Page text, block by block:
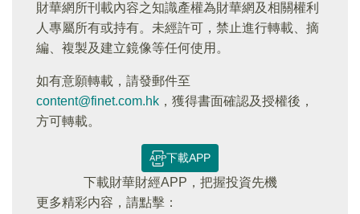
財華網所刊載內容之知識產權為財華網及相關權利
人專屬所有或持有。未經許可，禁止進行轉載、摘
編、複製及建立鏡像等任何使用。
如有意願轉載，請發郵件至
content@finet.com.hk ，獲得書面確認及授權後，
方可轉載。
下載APP
下載財華財經APP，把握投資先機
更多精彩内容，請點擊：